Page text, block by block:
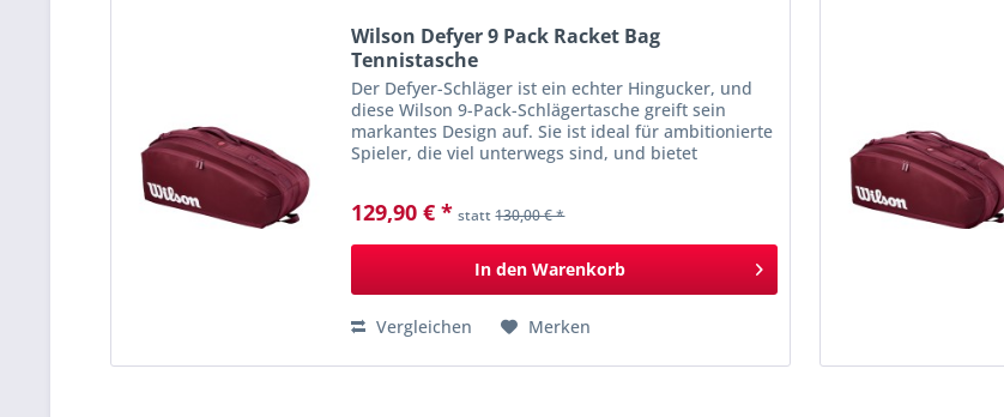
Wilson Defyer 9 Pack Racket Bag
Tennistasche
Der Defyer-Schläger ist ein echter Hingucker, und
diese Wilson 9-Pack-Schlägertasche greift sein
markantes Design auf. Sie ist ideal für ambitionierte
Spieler, die viel unterwegs sind, und bietet
129,90 € * statt130,00 € *
In den Warenkorb
Vergleichen Merken